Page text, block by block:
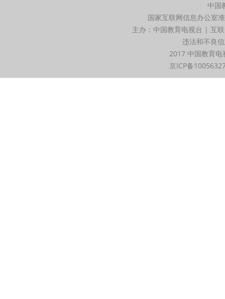
中国
国家互联网信息办公室
主办：中国教育电视台 | 互
违法和不良
2017 中国教育
京ICP备